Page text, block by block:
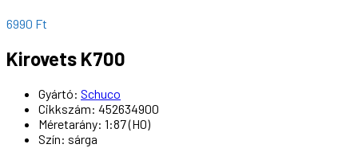
6990 Ft
Kirovets K700
Gyártó: Schuco
Cikkszám: 452634900
Méretarány: 1:87 (H0)
Szín: sárga